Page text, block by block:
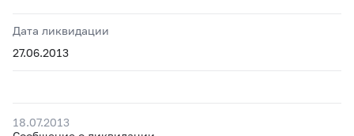
Дата ликвидации
27.06.2013
18.07.2013